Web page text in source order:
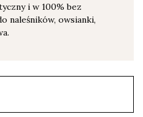
i w 100% bez
naleśników, owsianki,